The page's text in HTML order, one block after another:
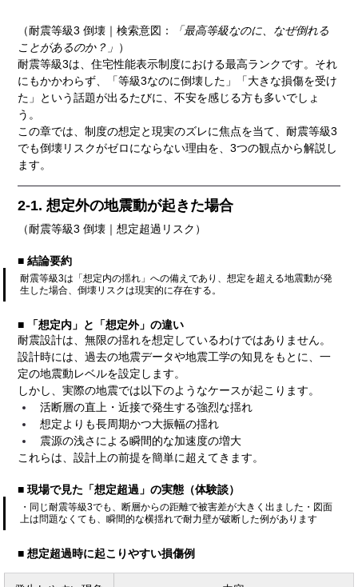
（耐震等級3 倒壊｜検索意図：
「最高等級なのに、なぜ倒れる
ことがあるのか？」 ）
耐震等級3は、住宅性能表示制度における最高ランクです。それ
にもかかわらず、「等級3なのに倒壊した」「大きな損傷を受け
た」という話題が出るたびに、不安を感じる方も多いでしょ
う。
この章では、制度の想定と現実のズレに焦点を当て、耐震等級3
でも倒壊リスクがゼロにならない理由を、3つの観点から解説し
ます。
2-1. 想定外の地震動が起きた場合
（耐震等級3 倒壊｜想定超過リスク）
■ 結論要約
耐震等級3は「想定内の揺れ」への備えであり、想定を超える地震動が発
生した場合、倒壊リスクは現実的に存在する。
■ 「想定内」と「想定外」の違い
耐震設計は、無限の揺れを想定しているわけではありません。
設計時には、過去の地震データや地震工学の知見をもとに、一
定の地震動レベルを設定します。
しかし、実際の地震では以下のようなケースが起こります。
活断層の直上・近接で発生する強烈な揺れ
想定よりも長周期かつ大振幅の揺れ
震源の浅さによる瞬間的な加速度の増大
これらは、設計上の前提を簡単に超えてきます。
■ 現場で見た「想定超過」の実態（体験談）
・同じ耐震等級3でも、断層からの距離で被害差が大きく出ました・図面
上は問題なくても、瞬間的な横揺れで耐力壁が破断した例があります
■ 想定超過時に起こりやすい損傷例